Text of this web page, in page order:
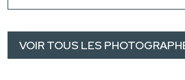
VOIR TOUS LES